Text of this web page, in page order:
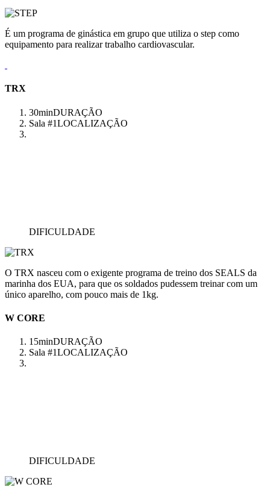
É um programa de ginástica em grupo que utiliza o step como
equipamento para realizar trabalho cardiovascular.
TRX
30minDURAÇÃO
Sala #1LOCALIZAÇÃO
DIFICULDADE
O TRX nasceu com o exigente programa de treino dos SEALS da
marinha dos EUA, para que os soldados pudessem treinar com um
único aparelho, com pouco mais de 1kg.
W CORE
15minDURAÇÃO
Sala #1LOCALIZAÇÃO
DIFICULDADE